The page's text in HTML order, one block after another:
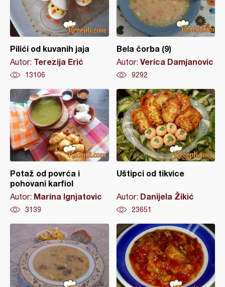
Pilići od kuvanih jaja
Autor: Terezija Erić
13106
Bela čorba (9)
Autor: Verica Damjanovic
9292
Potaž od povrća i
pohovani karfiol
Autor: Marina Ignjatovic
3139
Uštipci od tikvice
Autor: Danijela Žikić
23651